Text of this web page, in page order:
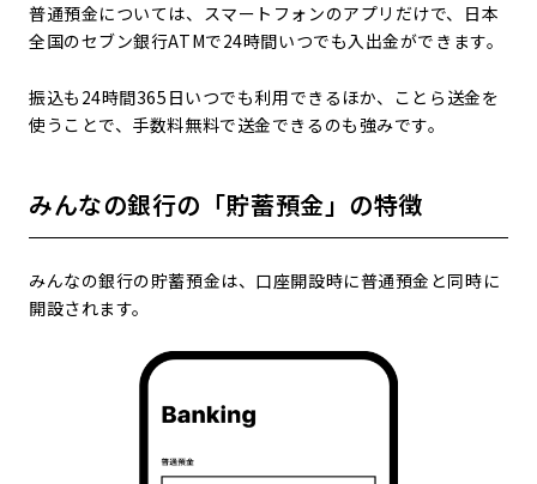
普通預金については、スマートフォンのアプリだけで、日本
全国のセブン銀行ATMで24時間いつでも入出金ができます。
振込も24時間365日いつでも利用できるほか、ことら送金を
使うことで、手数料無料で送金できるのも強みです。
みんなの銀行の「貯蓄預金」の特徴
みんなの銀行の貯蓄預金は、口座開設時に普通預金と同時に
開設されます。